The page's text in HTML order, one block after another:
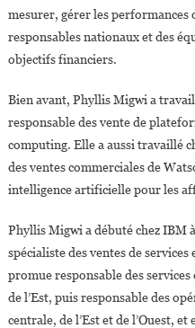
mesurer, gérer les performances
responsables nationaux et des
objectifs financiers.
Bien avant, Phyllis Migwi a
responsable des vente de
computing. Elle a aussi travaillé
des ventes commerciales de
intelligence artificielle pour les
Phyllis Migwi a débuté chez IBM
spécialiste des ventes de services
promue responsable des
de l’Est, puis responsable des
centrale, de l’Est et de l’Ouest,